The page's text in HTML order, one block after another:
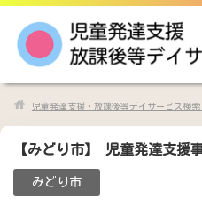
児童発達支援・放課後等デイサービス検索
【みどり市】 児童発達支援
みどり市